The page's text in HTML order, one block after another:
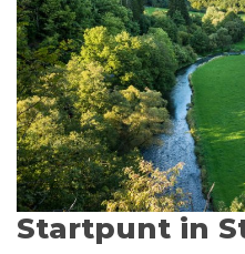
Startpunt in